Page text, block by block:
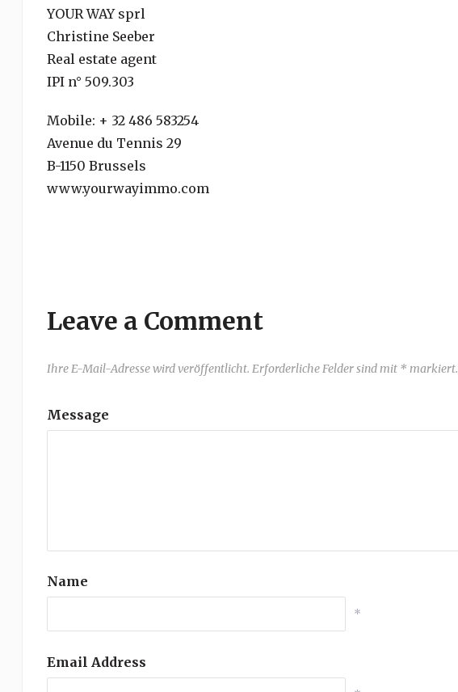
YOUR WAY sprl
Christine Seeber
Real estate agent
IPI n° 509.303
Mobile: + 32 486 583254
Avenue du Tennis 29
B-1150 Brussels
www.yourwayimmo.com
Leave a Comment
Ihre E-Mail-Adresse wird veröffentlicht. Erforderliche Felder sind mit * markiert.
Message
Name
*
Email Address